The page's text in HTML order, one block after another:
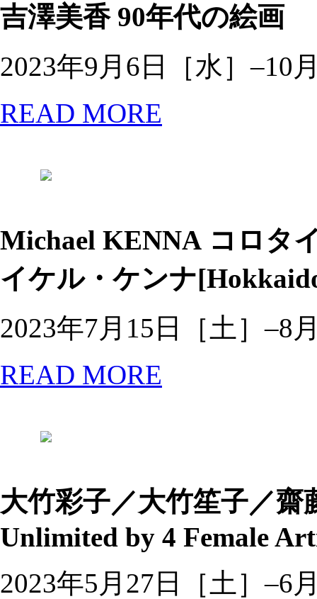
吉澤美香 90年代の絵画
2023年9月6日［水］–10
READ MORE
Michael KENNA コロタ
イケル・ケンナ
2023年7月15日［土］–8
READ MORE
大竹彩子／大竹笙子／齋
Unlimited by 4 Female
2023年5月27日［土］–6